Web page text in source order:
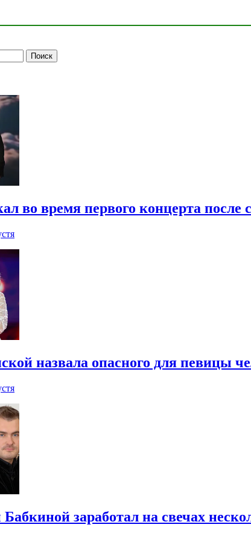
во время первого концерта после
назвала опасного для певицы
заработал на свечах